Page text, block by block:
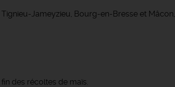
Tignieu-Jameyzieu, Bourg-en-Bresse et Mâcon,
des récoltes de maïs.